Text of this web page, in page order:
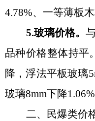
4.78%、一等薄板
5.玻璃价格。
品种价格整体持平。
降，浮法平板玻璃
玻璃8mm下降1.06%
二、民爆类价